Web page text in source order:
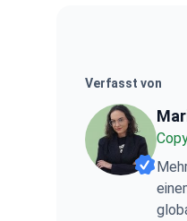
Verfasst von
Mariia